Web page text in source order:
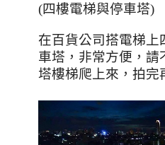
(四樓電梯與停車塔)
在百貨公司搭電梯上
車塔，非常方便，請
塔樓梯爬上來，拍完